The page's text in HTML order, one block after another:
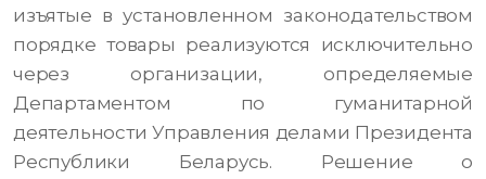
изъятые в установленном законодательством
порядке товары реализуются исключительно
через организации, определяемые
Департаментом по гуманитарной
деятельности Управления делами Президента
Республики Беларусь. Решение о